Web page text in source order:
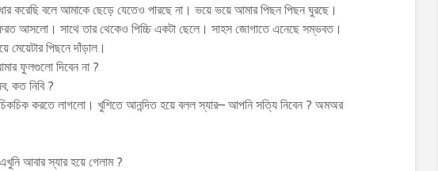
করেছি বলে আমাকে ছেড়ে যেতেও পারছে না। ভয়ে ভয়ে আমার পিছন পিছন ঘুরছে।
আসলো। সাথে তার থেকেও পিচ্চি একটা ছেলে। সাহস জোগাতে এনেছে সম্ভবত।
মেয়েটার পিছনে দাঁড়াল।
ফুলগুলো দিবেন না ?
কত নিবি ?
করতে লাগলো। খুশিতে আনন্দিত হয়ে বলল স্যার– আপনি সত্যি নিবেন ? অমঅর
আবার স্যার হয়ে গেলাম ?